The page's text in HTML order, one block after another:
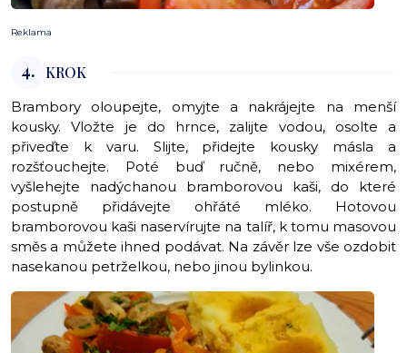
Reklama
4. KROK
Brambory oloupejte, omyjte a nakrájejte na menší
kousky. Vložte je do hrnce, zalijte vodou, osolte a
přiveďte k varu. Slijte, přidejte kousky másla a
rozšťouchejte. Poté buď ručně, nebo mixérem,
vyšlehejte nadýchanou bramborovou kaši, do které
postupně přidávejte ohřáté mléko. Hotovou
bramborovou kaši naservírujte na talíř, k tomu masovou
směs a můžete ihned podávat. Na závěr lze vše ozdobit
nasekanou petrželkou, nebo jinou bylinkou.